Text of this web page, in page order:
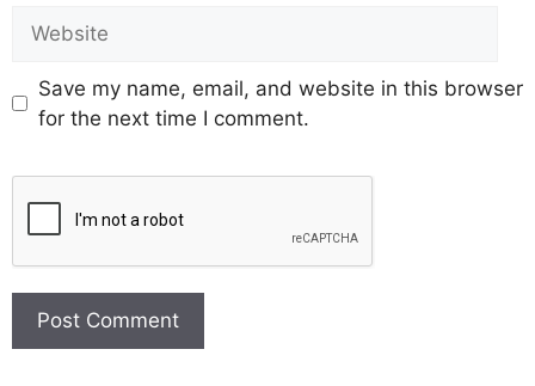
Save my name, email, and website in this browser
for the next time I comment.